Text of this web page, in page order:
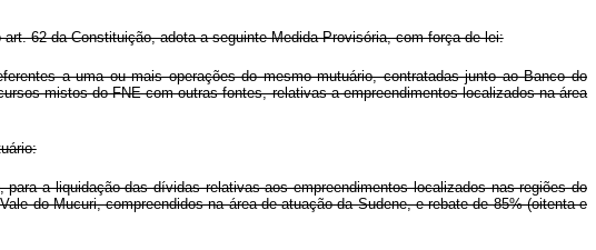
62 da Constituição, adota a seguinte Medida Provisória, com força de lei:
a uma ou mais operações do mesmo mutuário, contratadas junto ao Banco do
mistos do FNE com outras fontes, relativas a empreendimentos localizados na área
a liquidação das dívidas relativas aos empreendimentos localizados nas regiões do
do Mucuri, compreendidos na área de atuação da Sudene, e rebate de 85% (oitenta e